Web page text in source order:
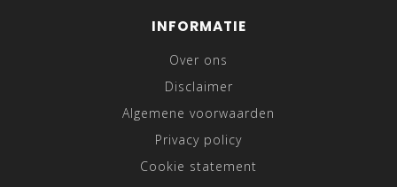
INFORMATIE
Over ons
Disclaimer
Algemene voorwaarden
Privacy policy
Cookie statement